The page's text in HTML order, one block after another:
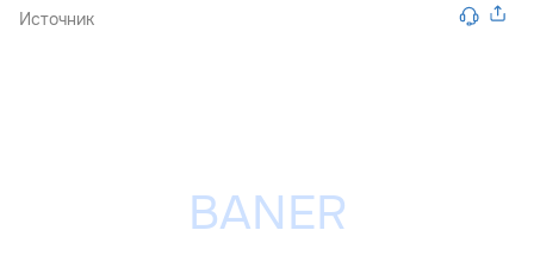
Источник